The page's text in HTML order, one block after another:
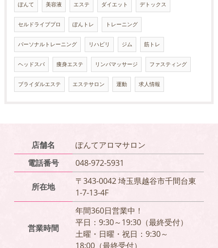
ぽんて 美容液 エステ ダイエット デトックス
セルドライブプロ ぽんトレ トレーニング
パーソナルトレーニング リハビリ ジム 筋トレ
ヘッドスパ 痩身エステ リンパマッサージ ファスティング
ブライダルエステ エステサロン 運動 求人情報
店舗名
ぽんてアロマサロン
電話番号
048-972-5931
所在地
〒343-0042 埼玉県越谷市千間台東
1-7-13-4F
営業時間
年間360日営業中！
平日：9:30～19:30（最終受付）
土曜・日曜・祝日：9:30～
18:00（最終受付）